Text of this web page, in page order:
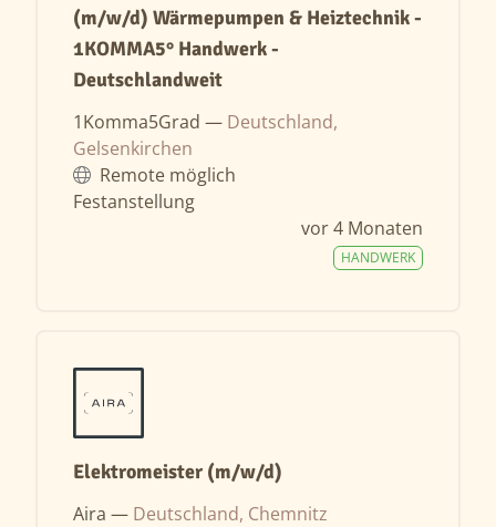
(m/w/d) Wärmepumpen & Heiztechnik -
1KOMMA5° Handwerk -
Deutschlandweit
1Komma5Grad — Deutschland,
Gelsenkirchen
Remote möglich
Festanstellung
vor 4 Monaten
HANDWERK
Elektromeister (m/w/d)
Aira — Deutschland, Chemnitz